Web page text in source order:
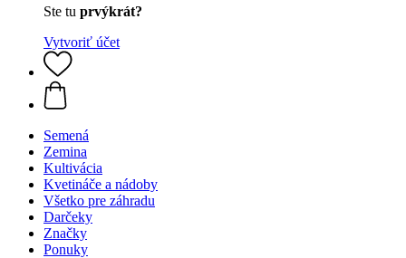
Ste tu prvýkrát?
Vytvoriť účet
Semená
Zemina
Kultivácia
Kvetináče a nádoby
Všetko pre záhradu
Darčeky
Značky
Ponuky